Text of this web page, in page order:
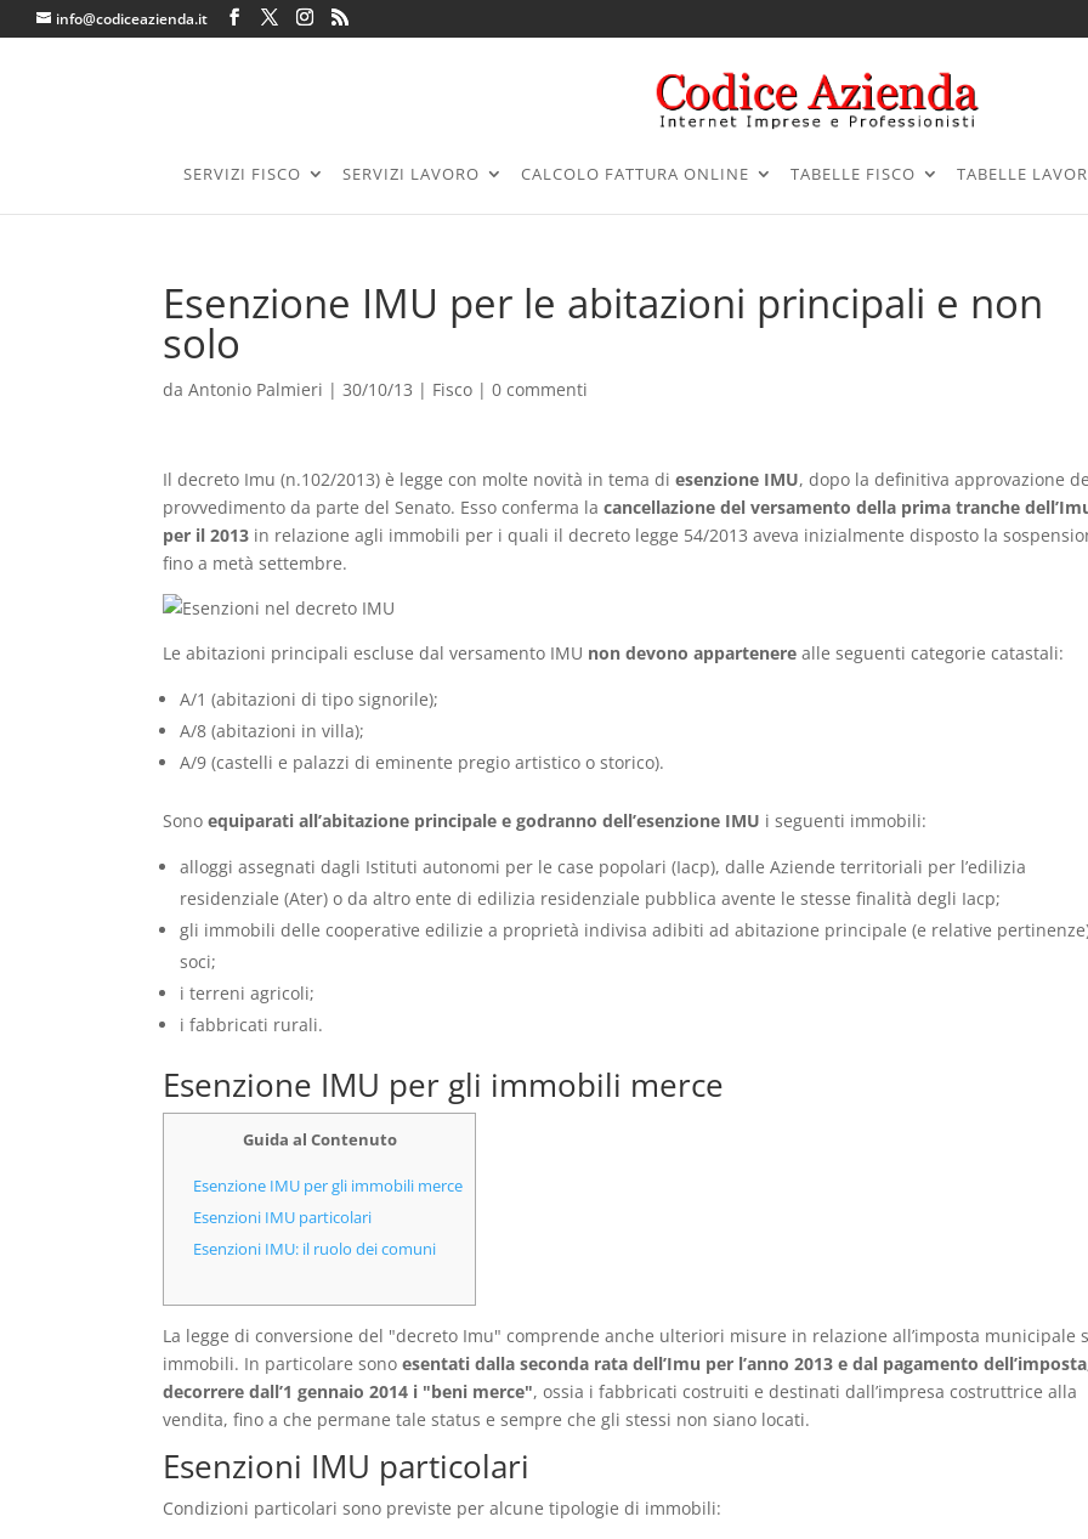
info@codiceazienda.it
SERVIZI FISCO SERVIZI LAVORO CALCOLO FATTURA ONLINE TABELLE FISCO TABELLE
Esenzione IMU per le abitazioni principali e non
solo
daAntonio Palmieri |30/10/13 | Fisco |0 commenti
Il decreto Imu (n.102/2013) è legge con molte novità in tema diesenzione IMU, dopo la definitiva approvazione
provvedimento da parte del Senato. Esso conferma lacancellazione del versamento della prima tranche
per il 2013 in relazione agli immobili per i quali il decreto legge 54/2013 aveva inizialmente disposto la
fino a metà settembre.
Le abitazioni principali escluse dal versamento IMU non devono appartenere alle seguenti categorie catastali:
A/1 (abitazioni di tipo signorile);
A/8 (abitazioni in villa);
A/9 (castelli e palazzi di eminente pregio artistico o storico).
Sonoequiparati all’abitazione principale e godranno dell’esenzione IMU i seguenti immobili:
alloggi assegnati dagli Istituti autonomi per le case popolari (Iacp), dalle Aziende territoriali per l’edilizia
residenziale (Ater) o da altro ente di edilizia residenziale pubblica avente le stesse finalità degli Iacp;
gli immobili delle cooperative edilizie a proprietà indivisa adibiti ad abitazione principale (e relative
soci;
i terreni agricoli;
i fabbricati rurali.
Esenzione IMU per gli immobili merce
Guida al Contenuto
Esenzione IMU per gli immobili merce
Esenzioni IMU particolari
Esenzioni IMU: il ruolo dei comuni
La legge di conversione del "decreto Imu" comprende anche ulteriori misure in relazione all’imposta municipale
immobili. In particolare sonoesentati dalla seconda rata dell’Imu per l’anno 2013 e dal pagamento
decorrere dall’1 gennaio 2014 i "beni merce", ossia i fabbricati costruiti e destinati dall’impresa costruttrice alla
vendita, fino a che permane tale status e sempre che gli stessi non siano locati.
Esenzioni IMU particolari
Condizioni particolari sono previste per alcune tipologie di immobili: